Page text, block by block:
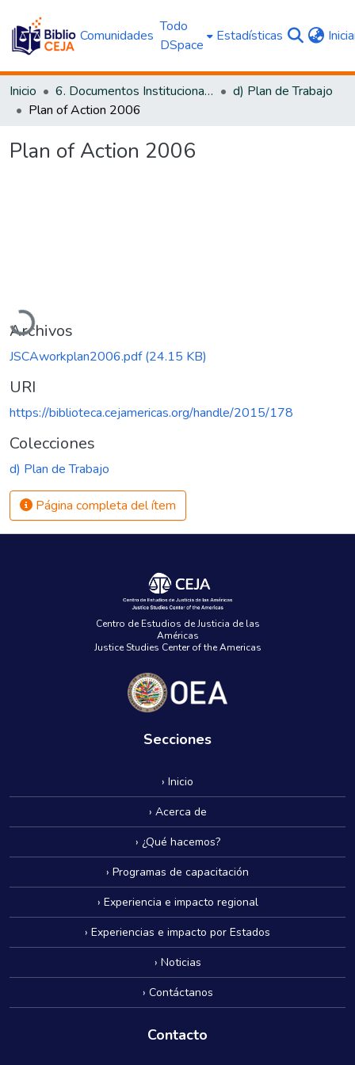
Comunidades
Todo
DSpace
Estadísticas
Inicio 6. Documentos Institucionales CEJA
d) Plan de Trabajo
Plan of Action 2006
Plan of Action 2006
Cargando...
Archivos
JSCAworkplan2006.pdf(24.15 KB)
URI
https://biblioteca.cejamericas.org/handle/2015/178
Colecciones
d) Plan de Trabajo
Página completa del ítem
Centro de Estudios de Justicia de las
Américas
Justice Studies Center of the Americas
Secciones
› Inicio
› Acerca de
› ¿Qué hacemos?
› Programas de capacitación
› Experiencia e impacto regional
› Experiencias e impacto por Estados
› Noticias
› Contáctanos
Contacto